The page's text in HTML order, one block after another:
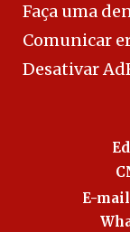
Faça uma
Comunicar
Desativar
E-